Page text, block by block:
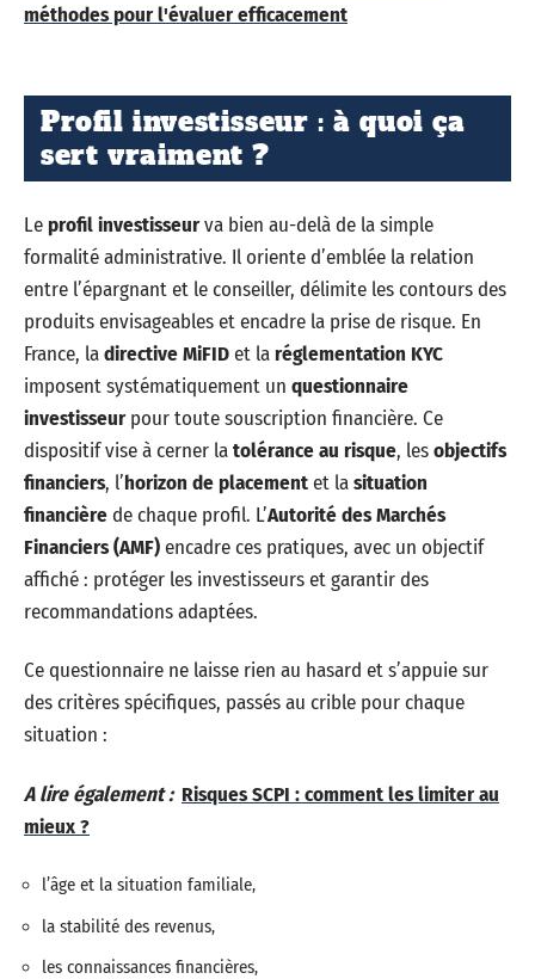
méthodes pour l'évaluer efficacement
Profil investisseur : à quoi ça
sert vraiment ?
Leprofil investisseurva bien au-delà de la simple
formalité administrative. Il oriente d’emblée la relation
entre l’épargnant et le conseiller, délimite les contours des
produits envisageables et encadre la prise de risque. En
France, ladirective MiFIDet laréglementation KYC
imposent systématiquement un questionnaire
investisseurpour toute souscription financière. Ce
dispositif vise à cerner latolérance au risque, lesobjectifs
financiers, l’horizon de placementet lasituation
financièrede chaque profil. L’Autorité des Marchés
Financiers (AMF)encadre ces pratiques, avec un objectif
affiché : protéger les investisseurs et garantir des
recommandations adaptées.
Ce questionnaire ne laisse rien au hasard et s’appuie sur
des critères spécifiques, passés au crible pour chaque
situation :
A lire également : Risques SCPI : comment les limiter au
mieux ?
l’âge et la situation familiale,
la stabilité des revenus,
les connaissances financières,